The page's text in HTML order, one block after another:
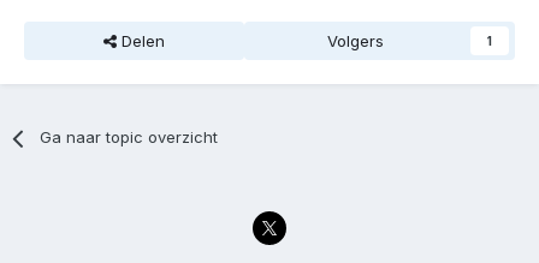
Delen Volgers 1
Ga naar topic overzicht